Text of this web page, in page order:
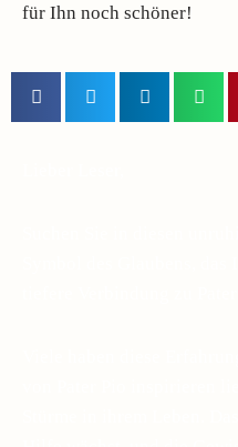
für Ihn noch schöner!